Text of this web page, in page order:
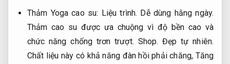
Thảm Yoga cao su: Liệu trình. Dễ dùng hằng ngày.
Thảm cao su được ưa chuộng vì độ bền cao và
chức năng chống trơn trượt. Shop. Đẹp tự nhiên.
Chất liệu này có khả năng đàn hồi phải chăng, Tăng